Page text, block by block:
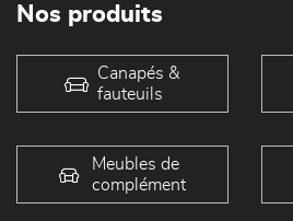
Nos produits
Canapés &
fauteuils
Meubles de
complément